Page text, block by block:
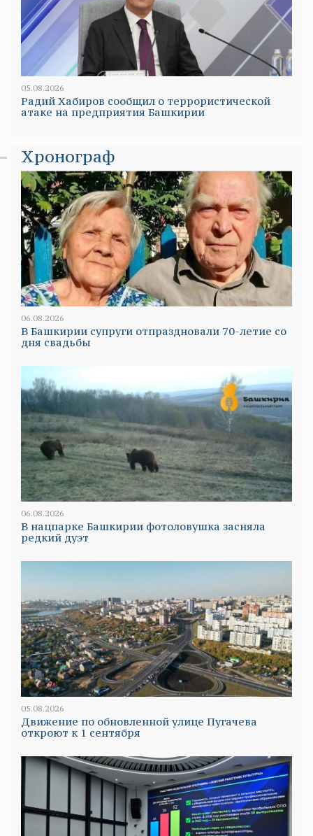
05.08.2026
Радий Хабиров сообщил о террористической
атаке на предприятия Башкирии
Хронограф
06.08.2026
В Башкирии супруги отпраздновали 70-летие со
дня свадьбы
06.08.2026
В нацпарке Башкирии фотоловушка засняла
редкий дуэт
05.08.2026
Движение по обновленной улице Пугачева
откроют к 1 сентября